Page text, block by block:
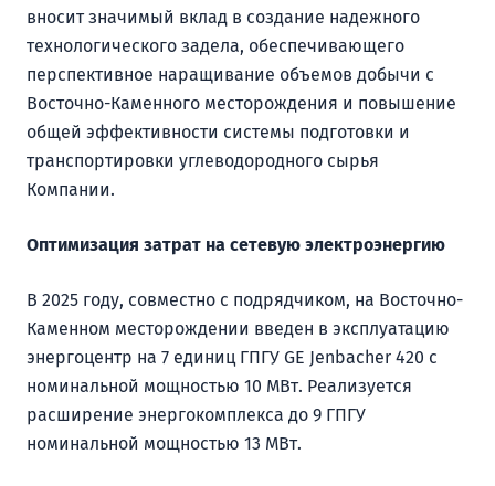
вносит значимый вклад в создание надежного
технологического задела, обеспечивающего
перспективное наращивание объемов добычи с
Восточно-Каменного месторождения и повышение
общей эффективности системы подготовки и
транспортировки углеводородного сырья
Компании.
Оптимизация затрат на сетевую электроэнергию
В 2025 году, совместно с подрядчиком, на Восточно-
Каменном месторождении введен в эксплуатацию
энергоцентр на 7 единиц ГПГУ GE Jenbacher 420 с
номинальной мощностью 10 МВт. Реализуется
расширение энергокомплекса до 9 ГПГУ
номинальной мощностью 13 МВт.